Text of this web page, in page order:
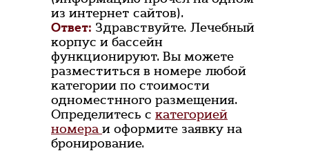
из интернет сайтов).
Ответ: Здравствуйте. Лечебный
корпус и бассейн
функционируют. Вы можете
разместиться в номере любой
категории по стоимости
одноместнного размещения.
Определитесь с категорией
номера и оформите заявку на
бронирование.